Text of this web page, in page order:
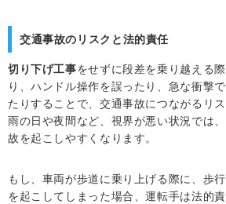
交通事故のリスクと法的責任
切り下げ工事をせずに段差を乗り越える
り、ハンドル操作を誤ったり、急な衝撃
たりすることで、交通事故につながるリ
雨の日や夜間など、視界が悪い状況では
故を起こしやすくなります。
もし、車両が歩道に乗り上げる際に、歩
を起こしてしまった場合、運転手は法的